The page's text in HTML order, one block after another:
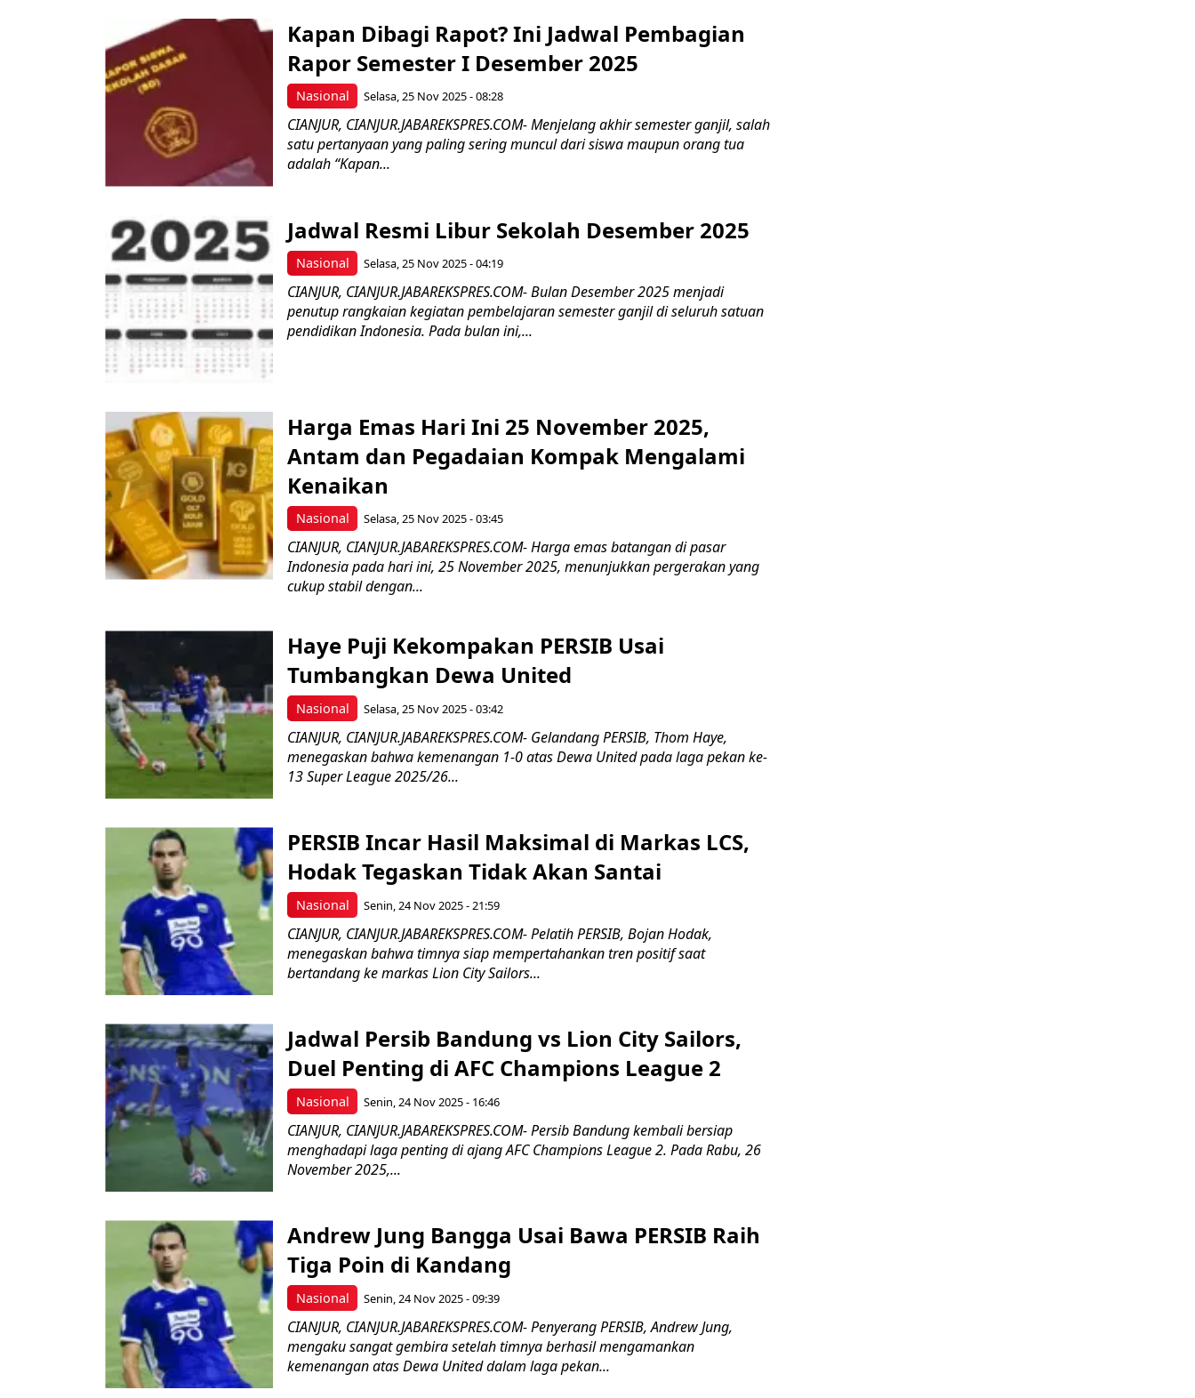
Nasional
Kapan Dibagi Rapot? Ini Jadwal Pembagian
Rapor Semester I Desember 2025
Selasa, 25 Nov 2025 - 08:28
CIANJUR, CIANJUR.JABAREKSPRES.COM- Menjelang akhir semester ganjil, salah
satu pertanyaan yang paling sering muncul dari siswa maupun orang tua
adalah “Kapan...
Nasional
Jadwal Resmi Libur Sekolah Desember 2025
Selasa, 25 Nov 2025 - 04:19
CIANJUR, CIANJUR.JABAREKSPRES.COM- Bulan Desember 2025 menjadi
penutup rangkaian kegiatan pembelajaran semester ganjil di seluruh satuan
pendidikan Indonesia. Pada bulan ini,...
Nasional
Harga Emas Hari Ini 25 November 2025,
Antam dan Pegadaian Kompak Mengalami
Kenaikan
Selasa, 25 Nov 2025 - 03:45
CIANJUR, CIANJUR.JABAREKSPRES.COM- Harga emas batangan di pasar
Indonesia pada hari ini, 25 November 2025, menunjukkan pergerakan yang
cukup stabil dengan...
Nasional
Haye Puji Kekompakan PERSIB Usai
Tumbangkan Dewa United
Selasa, 25 Nov 2025 - 03:42
CIANJUR, CIANJUR.JABAREKSPRES.COM- Gelandang PERSIB, Thom Haye,
menegaskan bahwa kemenangan 1-0 atas Dewa United pada laga pekan ke-
13 Super League 2025/26...
Nasional
PERSIB Incar Hasil Maksimal di Markas LCS,
Hodak Tegaskan Tidak Akan Santai
Senin, 24 Nov 2025 - 21:59
CIANJUR, CIANJUR.JABAREKSPRES.COM- Pelatih PERSIB, Bojan Hodak,
menegaskan bahwa timnya siap mempertahankan tren positif saat
bertandang ke markas Lion City Sailors...
Nasional
Jadwal Persib Bandung vs Lion City Sailors,
Duel Penting di AFC Champions League 2
Senin, 24 Nov 2025 - 16:46
CIANJUR, CIANJUR.JABAREKSPRES.COM- Persib Bandung kembali bersiap
menghadapi laga penting di ajang AFC Champions League 2. Pada Rabu, 26
November 2025,...
Nasional
Andrew Jung Bangga Usai Bawa PERSIB Raih
Tiga Poin di Kandang
Senin, 24 Nov 2025 - 09:39
CIANJUR, CIANJUR.JABAREKSPRES.COM- Penyerang PERSIB, Andrew Jung,
mengaku sangat gembira setelah timnya berhasil mengamankan
kemenangan atas Dewa United dalam laga pekan...